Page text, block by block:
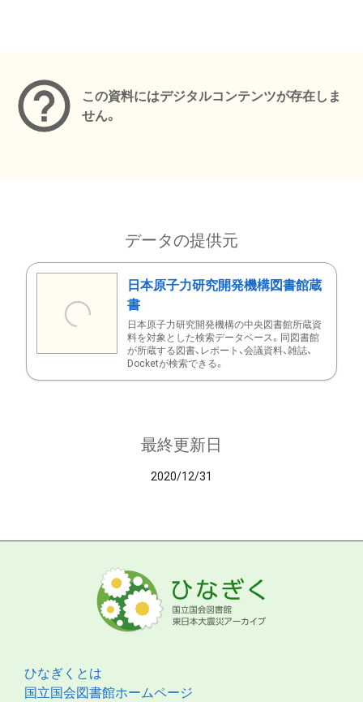
この資料にはデジタルコンテンツが存在しま
せん。
データの提供元
日本原子力研究開発機構図書館蔵
書
日本原子力研究開発機構の中央図書館所蔵資
料を対象とした検索データベース。同図書館
が所蔵する図書、レポート、会議資料、雑誌、
Docketが検索できる。
最終更新日
2020/12/31
ひなぎくとは
国立国会図書館ホームページ